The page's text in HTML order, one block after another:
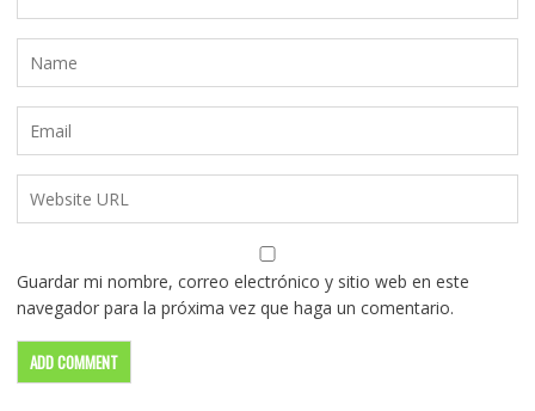
Guardar mi nombre, correo electrónico y sitio web en este
navegador para la próxima vez que haga un comentario.